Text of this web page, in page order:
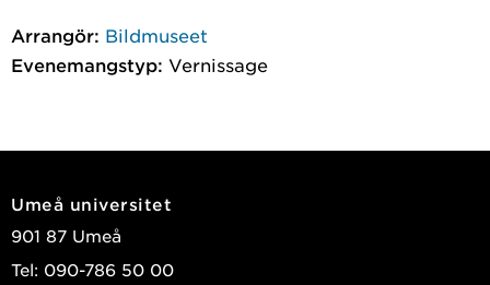
Arrangör: Bildmuseet
Evenemangstyp: Vernissage
Umeå universitet
901 87 Umeå
Tel: 090-786 50 00